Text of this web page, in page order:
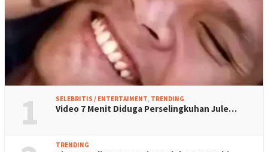
1 SELEBRITIS / ENTERTAIMENT, TRENDING
Video 7 Menit Diduga Perselingkuhan Jule…
TRENDING